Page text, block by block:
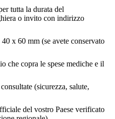
tutta la durata del
o invito con indirizzo
x 60 mm (se avete conservato
che copra le spese mediche e il
(sicurezza, salute,
del vostro Paese verificato